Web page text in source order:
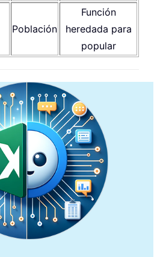
Población
Función
heredada para
popular